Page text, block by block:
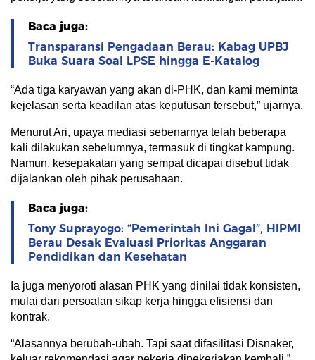
Baca juga:
Transparansi Pengadaan Berau: Kabag UPBJ
Buka Suara Soal LPSE hingga E-Katalog
“Ada tiga karyawan yang akan di-PHK, dan kami meminta
kejelasan serta keadilan atas keputusan tersebut,” ujarnya.
Menurut Ari, upaya mediasi sebenarnya telah beberapa
kali dilakukan sebelumnya, termasuk di tingkat kampung.
Namun, kesepakatan yang sempat dicapai disebut tidak
dijalankan oleh pihak perusahaan.
Baca juga:
Tony Suprayogo: “Pemerintah Ini Gagal”, HIPMI
Berau Desak Evaluasi Prioritas Anggaran
Pendidikan dan Kesehatan
Ia juga menyoroti alasan PHK yang dinilai tidak konsisten,
mulai dari persoalan sikap kerja hingga efisiensi dan
kontrak.
“Alasannya berubah-ubah. Tapi saat difasilitasi Disnaker,